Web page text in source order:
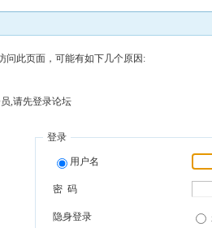
问此页面，可能有如下几个原因:
,请先登录论坛
登录
用户名
密 码
隐身登录